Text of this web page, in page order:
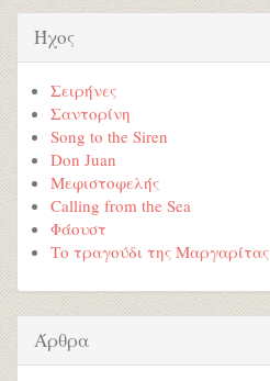
Ήχος
Σειρήνες
Σαντορίνη
Song to the Siren
Don Juan
Μεφιστοφελής
Calling from the Sea
Φάουστ
Το τραγούδι της Μαργαρίτας
Άρθρα